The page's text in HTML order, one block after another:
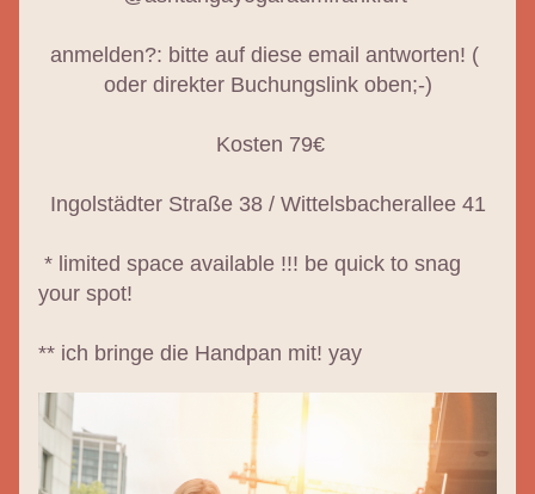
anmelden?: bitte auf diese email antworten! (
oder direkter Buchungslink oben;-)
Kosten 79€
Ingolstädter Straße 38 / Wittelsbacherallee 41
* limited space available !!! be quick to snag
your spot!
** ich bringe die Handpan mit! yay